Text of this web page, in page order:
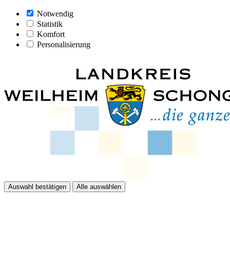
Notwendig
Statistik
Komfort
Personalisierung
Auswahl bestätigen Alle auswählen